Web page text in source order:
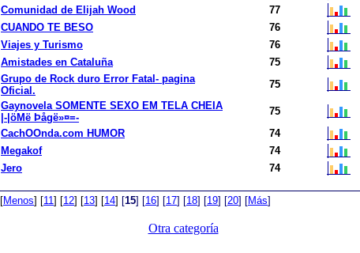
Comunidad de Elijah Wood 77
CUANDO TE BESO 76
Viajes y Turismo 76
Amistades en Cataluña 75
Grupo de Rock duro Error Fatal- pagina
Oficial.
75
Gaynovela SOMENTE SEXO EM TELA CHEIA
|-|öMë Þågë»¤=-
75
CachOOnda.com HUMOR 74
Megakof 74
Jero 74
[Menos] [11] [12] [13] [14] [15] [16] [17] [18] [19] [20] [Más]
Otra categoría